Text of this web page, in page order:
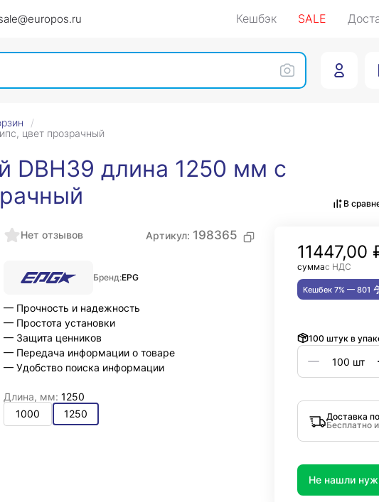
Кешбэк SALE
цвет прозрачный
DBH39 длина 1250 мм с
В
Нет отзывов Артикул: 198365
Бренд:EPG
— Прочность и надежность
— Простота установки
— Защита ценников
— Передача информации о товаре
— Удобство поиска информации
Длина, мм: 1250
1000
1250
11447,00
суммас НДС
Кешбек 7% — 801
100 штук в
Доставка
Бесплатно
Не нашли